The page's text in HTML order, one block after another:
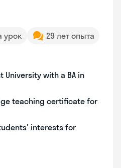
урок
29 лет опыта
University with a BA in
teaching certificate for
interests for